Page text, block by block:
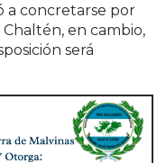
a concretarse por
en cambio,
será